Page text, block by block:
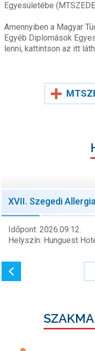
Egyesületébe
Amennyiben a Magyar
Egyéb Diplomások
lenni, kattintson az itt
XVII. Szegedi
Időpont: 2026.09.12.
Helyszín: Hunguest